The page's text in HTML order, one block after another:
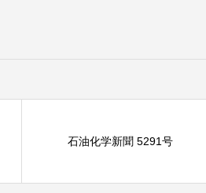
石油化学新聞 5291号